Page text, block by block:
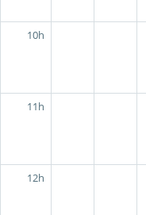
10h
11h
12h